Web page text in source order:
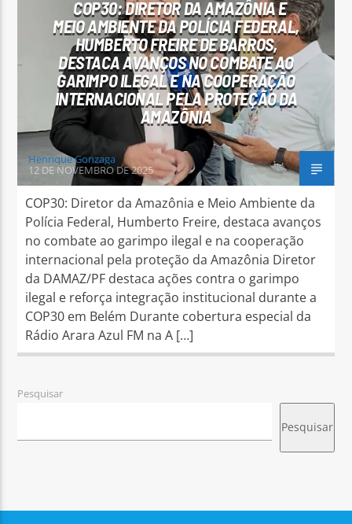
Arara Azul FM
COP30: DIRETOR DA AMAZÔNIA E
MEIO AMBIENTE DA POLÍCIA FEDERAL,
HUMBERTO FREIRE DE BARROS,
DESTACA AVANÇOS NO COMBATE AO
GARIMPO ILEGAL E NA COOPERAÇÃO
INTERNACIONAL PELA PROTEÇÃO DA
AMAZÔNIA
Henrique Gonzaga
12 DE NOVEMBRO DE 2025
COP30: Diretor da Amazônia e Meio Ambiente da
Polícia Federal, Humberto Freire, destaca avanços
no combate ao garimpo ilegal e na cooperação
internacional pela proteção da Amazônia Diretor
da DAMAZ/PF destaca ações contra o garimpo
ilegal e reforça integração institucional durante a
COP30 em Belém Durante cobertura especial da
Rádio Arara Azul FM na A […]
Pesquisar
Pesquisar